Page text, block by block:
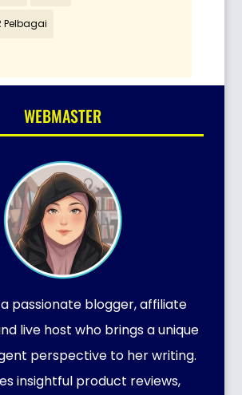
Pelbagai
WEBMASTER
a passionate blogger, affiliate
live host who brings a unique
perspective to her writing.
insightful product reviews,